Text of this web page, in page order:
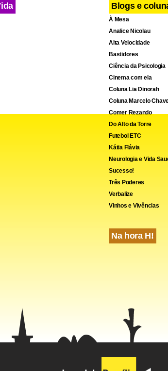
Blogs e
À Mesa
Analice Nicolau
Alta Velocidade
Bastidores
Ciência da Psicologia
Cinema com ela
Coluna Lia Dinorah
Coluna Marcelo
Comer Rezando
Do Alto da Torre
Futebol ETC
Kátia Flávia
Neurologia e Vida
Sucesso!
Três Poderes
Verbalize
Vinhos e Vivências
Na hora H!